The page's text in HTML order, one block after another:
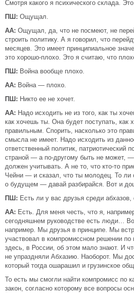
Смотря какого я психического склада.
ПШ: Ощущал.
АА: Ощущал, да, что не посмеют, не
строить политику. А я говорил, что
месяцев. Это имеет принципиальное
это хорошо-плохо. Это я считаю, что
ПШ: Война вообще плохо.
АА: Война — плохо.
ПШ: Никто ее не хочет.
АА: Надо исходить не из того, как ты
как хочешь ты. Она будет поступать, как
правильным. Спорить, насколько это
смысла не имеет. Надо исходить из
ответственный политик, патриотический
страной — а по-другому быть не может,
должен учитывать. А не то, что кто-то
Чейни — и сказал, что ты молодец. То ли
о будущем — давай разбирайся. Вот и
ПШ: Есть ли у вас друзья среди абхазов,
АА: Есть. Для меня честь, что я,
сегодняшнем руководстве есть люди…
например. Мы друзья в принципе. Мы
участвовал в компромиссном решении по
здесь, в России, об этом мало знают. И
не упраздняли Абхазию. Наоборот. Мы
который тогда ошарашил и грузинское
То есть мы смогли найти компромисс по
закон, согласно которому все вопросы